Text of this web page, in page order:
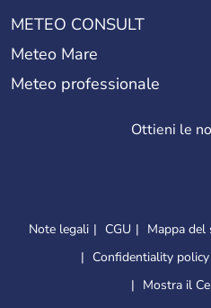
METEO CONSULT
Meteo Mare
Meteo professionale
Ottieni le
Note legali CGU Mappa del
Confidentiality policy
Mostra il